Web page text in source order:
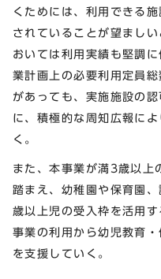
くためには、利用できる
されていることが望まし
おいては利用実績も堅調
業計画上の必要利用定員
があっても、実施施設の
に、積極的な周知広報に
く。
また、本事業が満3歳以上
踏まえ、幼稚園や保育園
歳以上児の受入枠を活用
事業の利用から幼児教育
を支援していく。